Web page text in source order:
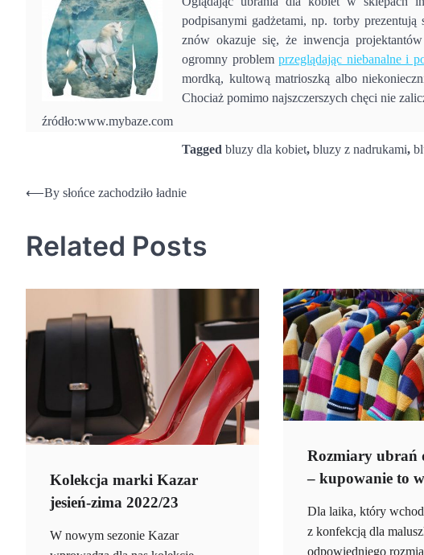
źródło:www.mybaze.com
podpisanymi gadżetami, np. torby
znów okazuje się, że inwencja
ogromny problemprzeglądając niebanalne i
mordką, kultową matrioszką albo
Chociaż pomimo najszczerszych chęci nie
Tagged bluzy dla kobiet, bluzy z nadrukami,
Nawigacja
⟵By słońce zachodziło ładnie
Related Posts
Kolekcja marki Kazar
jesień-zima 2022/23
W nowym sezonie Kazar
Rozmiary ubrań
– kupowanie to
Dla laika, który
z konfekcją dla
odpowiedniego